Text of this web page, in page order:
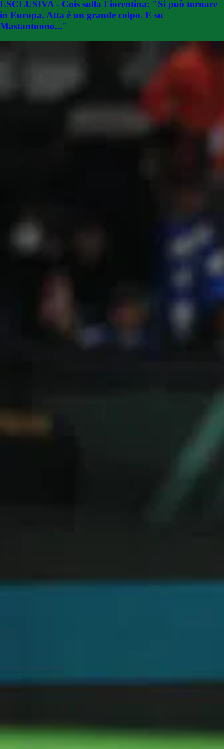
ESCLUSIVA - Cois sulla Fiorentina: "Si può tornare
in Europa. Atta è un grande colpo. E su
Mastantuono..."